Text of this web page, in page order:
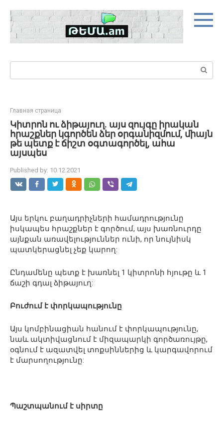
content
Search:
Главная страница
Կիտրոն ու ձիթայուղ. այս զույգը իրական
հրաշքներ կգործեն ձեր օրգանիզմում, միայն
թե պետք է ճիշտ օգտագործել, ահա
այսպես
Published by: 10.12.2021
Այս երկու բաղադրիչների համադրությունը
իսկապես հրաշքներ է գործում, այս խառնուրդը
այնքան առավելություններ ունի, որ նույնիսկ
պատկերացնել չեք կարող:
Ընդամենը պետք է խառնել 1 կիտրոնի հյութը և 1
ճաշի գդալ ձիթայուղ:
Բուժում է փորկապությունը
Այս կոմբինացիան հանում է փորկապությունը,
նաև ակտիվացնում է միզապարկի գործառույթը,
օգնում է ազատվել տոքսիններից և կարգավորում
է մարսողությունը:
Պաշտպանում է սիրտը